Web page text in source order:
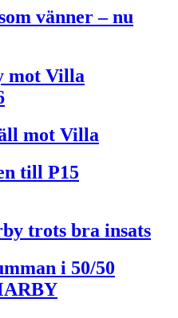
vänner – nu
mot Villa
mot Villa
till P15
trots bra insats
i 50/50